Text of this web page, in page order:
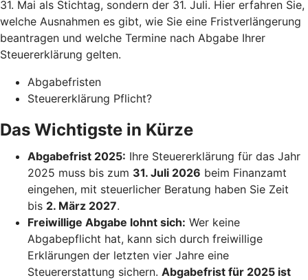
31. Mai als Stichtag, sondern der 31. Juli. Hier erfahren Sie,
welche Ausnahmen es gibt, wie Sie eine Fristverlängerung
beantragen und welche Termine nach Abgabe Ihrer
Steuererklärung gelten.
Abgabefristen
Steuererklärung Pflicht?
Das Wichtigste in Kürze
Abgabefrist 2025: Ihre Steuererklärung für das Jahr
2025 muss bis zum 31. Juli 2026 beim Finanzamt
eingehen, mit steuerlicher Beratung haben Sie Zeit
bis 2. März 2027.
Freiwillige Abgabe lohnt sich: Wer keine
Abgabepflicht hat, kann sich durch freiwillige
Erklärungen der letzten vier Jahre eine
Steuererstattung sichern. Abgabefrist für 2025 ist